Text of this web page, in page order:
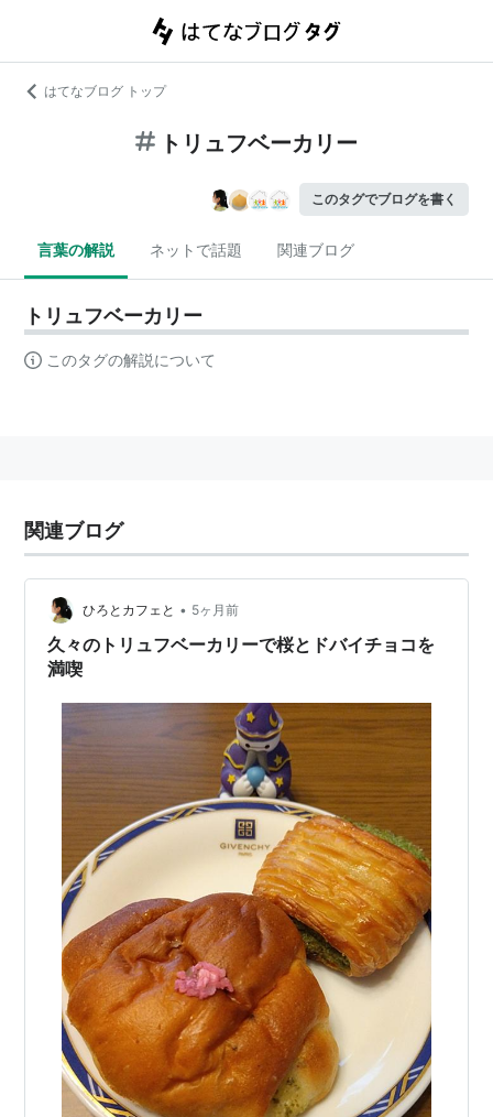
はてなブログ トップ
トリュフベーカリー
このタグでブログを書く
言葉の解説 ネットで話題 関連ブログ
トリュフベーカリー
このタグの解説について
関連ブログ
ひろとカフェと • 5ヶ月前
久々のトリュフベーカリーで桜とドバイチョコを
満喫